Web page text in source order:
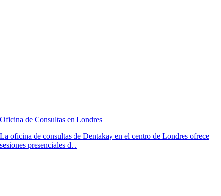
Oficina de Consultas en Londres
La oficina de consultas de Dentakay en el centro de Londres ofrece
sesiones presenciales d...